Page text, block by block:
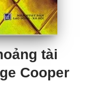
tài
Cooper